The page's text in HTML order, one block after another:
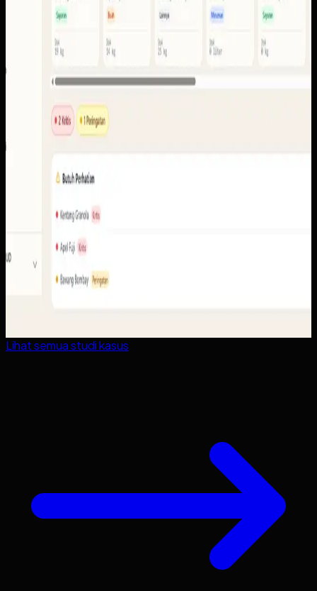
Baca studi kasus
Lihat semua studi kasus